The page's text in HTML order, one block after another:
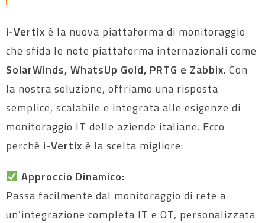
i-Vertix è la nuova piattaforma di monitoraggio
che sfida le note piattaforma internazionali come
SolarWinds, WhatsUp Gold, PRTG e Zabbix. Con
la nostra soluzione, offriamo una risposta
semplice, scalabile e integrata alle esigenze di
monitoraggio IT delle aziende italiane. Ecco
perché i-Vertix è la scelta migliore:
Approccio Dinamico:
Passa facilmente dal monitoraggio di rete a
un’integrazione completa IT e OT, personalizzata